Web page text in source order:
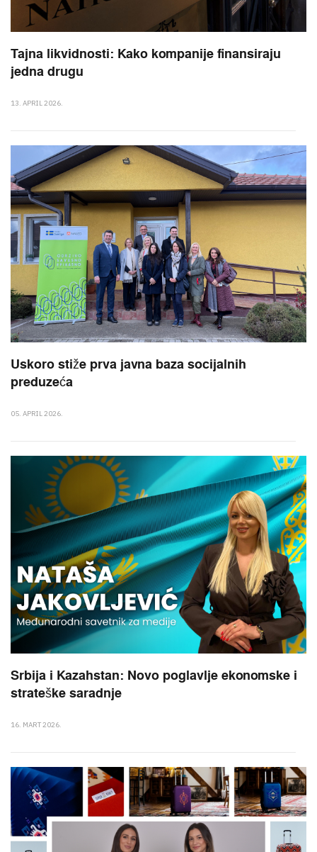
Tajna likvidnosti: Kako kompanije finansiraju
jedna drugu
13. APRIL 2026.
Uskoro stiže prva javna baza socijalnih
preduzeća
05. APRIL 2026.
Srbija i Kazahstan: Novo poglavlje ekonomske i
strateške saradnje
16. MART 2026.